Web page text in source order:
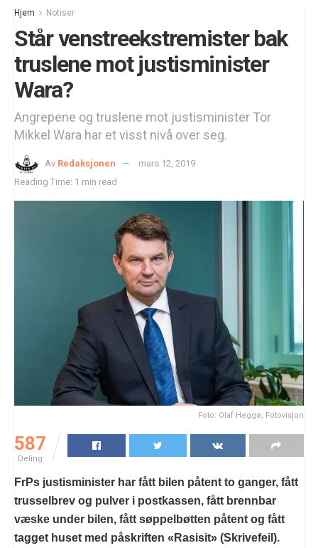
Hjem Notiser
Står venstreekstremister bak
truslene mot justisminister
Wara?
Angrepene og truslene mot justisminister Tor
Mikkel Wara har et visst nivå over seg.
Av Redaksjonen
mars 12, 2019
Reading Time: 1 min read
Foto: Olaf Heggø, Fotovisjon
587
Deling
FrPs justisminister har fått bilen påtent to ganger, fått
trusselbrev og pulver i postkassen, fått brennbar
væske under bilen, fått søppelbøtten påtent og fått
tagget huset med påskriften «Rasisit» (Skrivefeil).